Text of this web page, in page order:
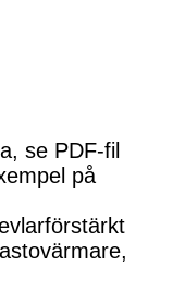
se PDF-fil
på